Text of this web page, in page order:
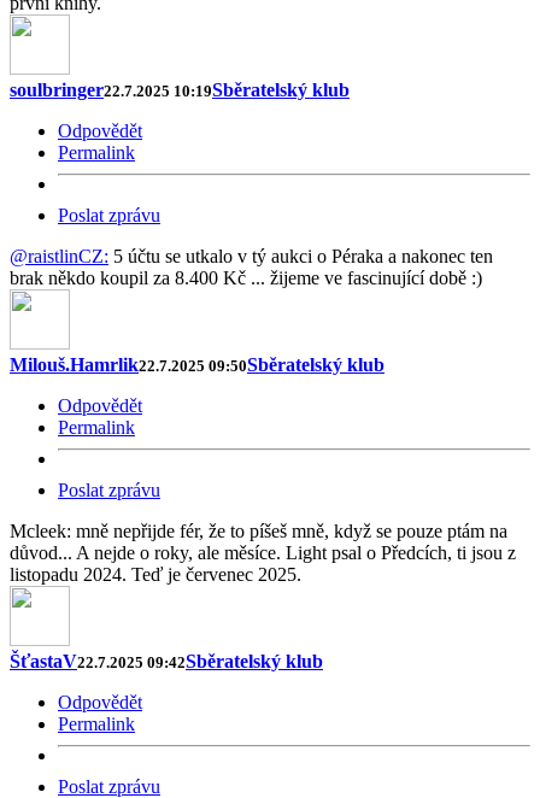
soulbringer22.7.2025 10:19Sběratelský klub
Odpovědět
Permalink
Poslat zprávu
@raistlinCZ: 5 účtu se utkalo v tý aukci o Péraka a nakonec ten
brak někdo koupil za 8.400 Kč ... žijeme ve fascinující době :)
Milouš.Hamrlik22.7.2025 09:50Sběratelský klub
Odpovědět
Permalink
Poslat zprávu
Mcleek: mně nepřijde fér, že to píšeš mně, když se pouze ptám na
důvod... A nejde o roky, ale měsíce. Light psal o Předcích, ti jsou z
listopadu 2024. Teď je červenec 2025.
ŠťastaV22.7.2025 09:42Sběratelský klub
Odpovědět
Permalink
Poslat zprávu